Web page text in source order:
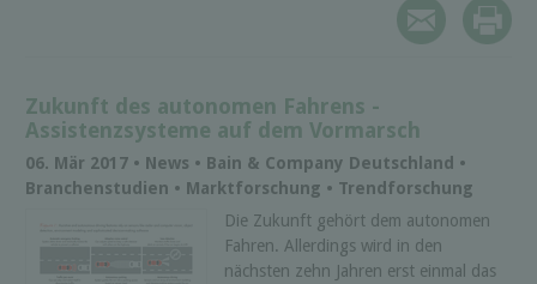
Zukunft des autonomen Fahrens -
Assistenzsysteme auf dem Vormarsch
06. Mär 2017 • News • Bain & Company Deutschland •
Branchenstudien • Marktforschung • Trendforschung
Die Zukunft gehört dem autonomen
Fahren. Allerdings wird in den
nächsten zehn Jahren erst einmal das